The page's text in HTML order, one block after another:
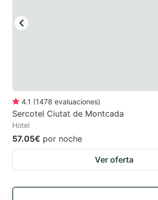
4.1 (1478 evaluaciones)
Sercotel Ciutat de Montcada
Hotel
57.05€ por noche
Ver oferta